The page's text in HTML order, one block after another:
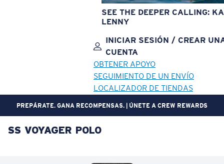
SEE THE DEEPER CALLING:
LENNY
INICIAR SESIÓN / CREAR
CUENTA
OBTENER APOYO
SEGUIMIENTO DE UN ENVÍO
LOCALIZADOR DE TIENDAS
¿NO TE QUEDA? DEVOLUCIONES GRATIS Y FÁCILES EN 30 DÍAS.
OBJETIVO ACTUALIZADO
SS VOYAGER POLO